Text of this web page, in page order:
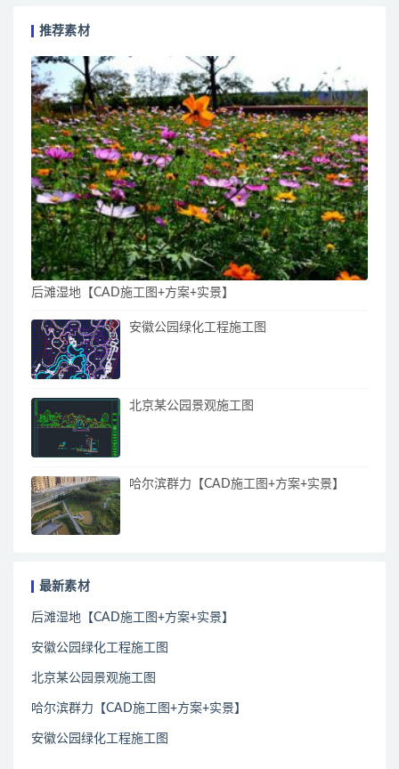
推荐素材
后滩湿地【CAD施工图+方案+实景】
安徽公园绿化工程施工图
北京某公园景观施工图
哈尔滨群力【CAD施工图+方案+实景】
最新素材
后滩湿地【CAD施工图+方案+实景】
安徽公园绿化工程施工图
北京某公园景观施工图
哈尔滨群力【CAD施工图+方案+实景】
安徽公园绿化工程施工图